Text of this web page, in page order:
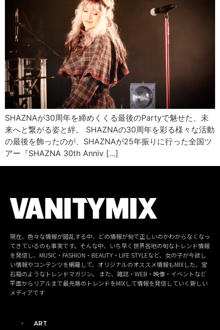
SHAZNAが30周年を締めくくる最後のPartyで魅せた、未
来へと繋がる姿と絆。 SHAZNAの30周年を彩る様々な活動
の最後を飾ったのが、SHAZNAが25年振りに行った全国ツ
アー『SHAZNA 30th Anniv […]
現在、色々な情報が錯乱する中、どの情報が旬で正しいのかわからなくなっ
てきているのも事実です。そんな中、いち早く世界各地の旬なトレンド情報
を発信し、MUSIC・FASHION・BEAUTY・LIFE STYLEなど、女の子が今欲し
い情報やコンテンツを網羅して、オリジナルのオススメ情報もMIXした、宝
石箱のようなトレンドマガジン。 また、雑誌・WEB・映像・イベントなど
平面からリアルまで最先端のトレンドをMIXして情報を発信していく新しい
メディアです
ART